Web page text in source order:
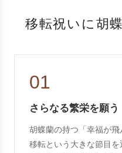
移転祝いに胡
01
さらなる繁栄を願う
胡蝶蘭の持つ「幸福が飛
移転という大きな節目